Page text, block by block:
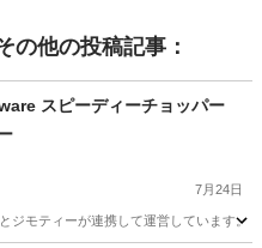
の他の投稿記事：
スピーディーチョッパー
7月24日
ジモティーが連携して運営していま